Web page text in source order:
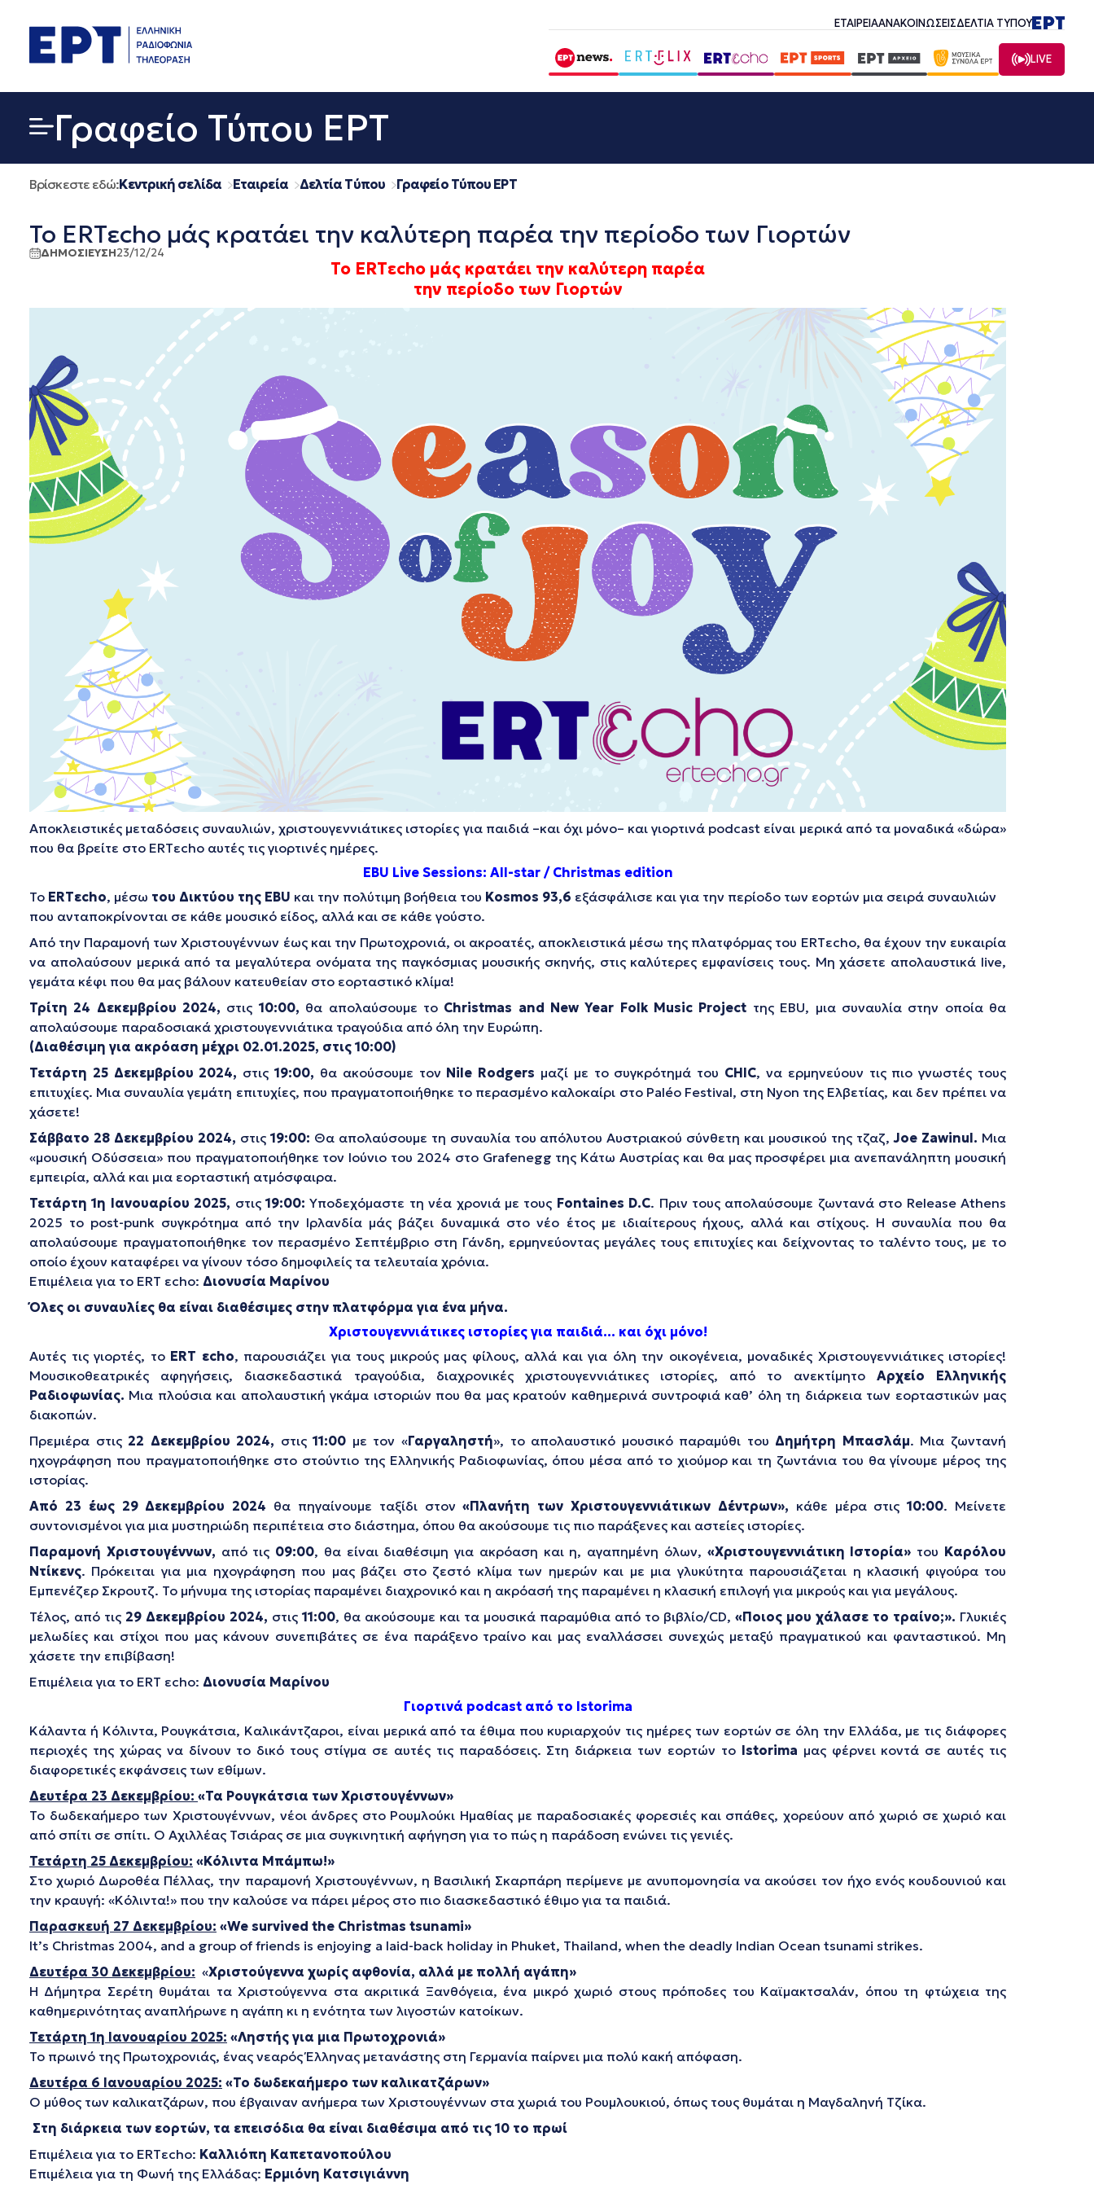
περιεχόμενο
ΕΤΑΙΡΕΙΑΑΝΑΚΟΙΝΩΣΕΙΣΔΕΛΤΙΑ ΤΥΠΟΥ
LIVE
Γραφείο Τύπου ΕΡΤ
Βρίσκεστε εδώ:Κεντρική σελίδα Εταιρεία Δελτία Τύπου Γραφείο Τύπου ΕΡΤ
Το ERTεcho μάς κρατάει την καλύτερη παρέα την περίοδο των Γιορτών
ΔΗΜΟΣΙΕΥΣΗ23/12/24
Το ERTεcho μάς κρατάει την καλύτερη παρέα
την περίοδο των Γιορτών
Αποκλειστικές μεταδόσεις συναυλιών, χριστουγεννιάτικες ιστορίες για παιδιά –και όχι μόνο– και γιορτινά podcast είναι μερικά από τα μοναδικά «δώρα»
που θα βρείτε στο ERTεcho αυτές τις γιορτινές ημέρες.
EBU Live Sessions: All-star / Christmas edition
Το ERTεcho, μέσω του Δικτύου της EBU και την πολύτιμη βοήθεια του Kosmos 93,6 εξάσφάλισε και για την περίοδο των εορτών μια σειρά συναυλιών
που ανταποκρίνονται σε κάθε μουσικό είδος, αλλά και σε κάθε γούστο.
Από την Παραμονή των Χριστουγέννων έως και την Πρωτοχρονιά, οι ακροατές, αποκλειστικά μέσω της πλατφόρμας του ERTεcho, θα έχουν την ευκαιρία
να απολαύσουν μερικά από τα μεγαλύτερα ονόματα της παγκόσμιας μουσικής σκηνής, στις καλύτερες εμφανίσεις τους. Μη χάσετε απολαυστικά live,
γεμάτα κέφι που θα μας βάλουν κατευθείαν στο εορταστικό κλίμα!
Τρίτη 24 Δεκεμβρίου 2024, στις 10:00, θα απολαύσουμε το Christmas and New Year Folk Music Project της EBU, μια συναυλία στην οποία θα
απολαύσουμε παραδοσιακά χριστουγεννιάτικα τραγούδια από όλη την Ευρώπη.
(Διαθέσιμη για ακρόαση μέχρι 02.01.2025, στις 10:00)
Τετάρτη 25 Δεκεμβρίου 2024, στις19:00, θα ακούσουμε τον Nile Rodgers μαζί με το συγκρότημά του CHIC, να ερμηνεύουν τις πιο γνωστές τους
επιτυχίες. Μια συναυλία γεμάτη επιτυχίες, που πραγματοποιήθηκε το περασμένο καλοκαίρι στο Paléo Festival, στη Nyon της Ελβετίας, και δεν πρέπει να
χάσετε!
Σάββατο 28 Δεκεμβρίου 2024, στις 19:00: Θα απολαύσουμε τη συναυλία του απόλυτου Αυστριακού σύνθετη και μουσικού της τζαζ,Joe Zawinul. Μια
«μουσική Οδύσσεια» που πραγματοποιήθηκε τον Ιούνιο του 2024 στο Grafenegg της Κάτω Αυστρίας και θα μας προσφέρει μια ανεπανάληπτη μουσική
εμπειρία, αλλά και μια εορταστική ατμόσφαιρα.
Τετάρτη 1η Ιανουαρίου 2025, στις19:00:Υποδεχόμαστε τη νέα χρονιά με τους Fontaines D.C. Πριν τους απολαύσουμε ζωντανά στο Release Athens
2025 τo post-punk συγκρότημα από την Ιρλανδία μάς βάζει δυναμικά στο νέο έτος με ιδιαίτερους ήχους, αλλά και στίχους. Η συναυλία που θα
απολαύσουμε πραγματοποιήθηκε τον περασμένο Σεπτέμβριο στη Γάνδη, ερμηνεύοντας μεγάλες τους επιτυχίες και δείχνοντας το ταλέντο τους, με το
οποίο έχουν καταφέρει να γίνουν τόσο δημοφιλείς τα τελευταία χρόνια.
Επιμέλεια για το ERT εcho: Διονυσία Μαρίνου
Όλες οι συναυλίες θα είναι διαθέσιμες στην πλατφόρμα για ένα μήνα.
Χριστουγεννιάτικες ιστορίες για παιδιά… και όχι μόνο!
Αυτές τις γιορτές, το ERT εcho, παρουσιάζει για τους μικρούς μας φίλους, αλλά και για όλη την οικογένεια, μοναδικές Χριστουγεννιάτικες ιστορίες!
Μουσικοθεατρικές αφηγήσεις, διασκεδαστικά τραγούδια, διαχρονικές χριστουγεννιάτικες ιστορίες, από το ανεκτίμητοΑρχείο Ελληνικής
Ραδιοφωνίας. Μια πλούσια και απολαυστική γκάμα ιστοριών που θα μας κρατούν καθημερινά συντροφιά καθ’ όλη τη διάρκεια των εορταστικών μας
διακοπών.
Πρεμιέρα στις 22 Δεκεμβρίου 2024, στις11:00 με τον «Γαργαληστή», το απολαυστικό μουσικό παραμύθι του Δημήτρη Μπασλάμ. Μια ζωντανή
ηχογράφηση που πραγματοποιήθηκε στο στούντιο της Ελληνικής Ραδιοφωνίας, όπου μέσα από το χιούμορ και τη ζωντάνια του θα γίνουμε μέρος της
ιστορίας.
Από 23 έως 29 Δεκεμβρίου 2024 θα πηγαίνουμε ταξίδι στον«Πλανήτη των Χριστουγεννιάτικων Δέντρων», κάθε μέρα στις10:00. Μείνετε
συντονισμένοι για μια μυστηριώδη περιπέτεια στο διάστημα, όπου θα ακούσουμε τις πιο παράξενες και αστείες ιστορίες.
Παραμονή Χριστουγέννων, από τις 09:00, θα είναι διαθέσιμη για ακρόαση και η, αγαπημένη όλων, «Χριστουγεννιάτικη Ιστορία» του Καρόλου
Ντίκενς. Πρόκειται για μια ηχογράφηση που μας βάζει στο ζεστό κλίμα των ημερών και με μια γλυκύτητα παρουσιάζεται η κλασική φιγούρα του
Εμπενέζερ Σκρουτζ. Το μήνυμα της ιστορίας παραμένει διαχρονικό και η ακρόασή της παραμένει η κλασική επιλογή για μικρούς και για μεγάλους.
Τέλος, από τις 29 Δεκεμβρίου 2024, στις 11:00, θα ακούσουμε και τα μουσικά παραμύθια από το βιβλίο/CD, «Ποιος μου χάλασε το τραίνο;». Γλυκιές
μελωδίες και στίχοι που μας κάνουν συνεπιβάτες σε ένα παράξενο τραίνο και μας εναλλάσσει συνεχώς μεταξύ πραγματικού και φανταστικού. Μη
χάσετε την επιβίβαση!
Επιμέλεια για το ERT εcho: Διονυσία Μαρίνου
Γιορτινά podcastαπό το Istorima
Κάλαντα ή Κόλιντα, Ρουγκάτσια, Καλικάντζαροι, είναι μερικά από τα έθιμα που κυριαρχούν τις ημέρες των εορτών σε όλη την Ελλάδα, με τις διάφορες
περιοχές της χώρας να δίνουν το δικό τους στίγμα σε αυτές τις παραδόσεις. Στη διάρκεια των εορτών το Istorima μας φέρνει κοντά σε αυτές τις
διαφορετικές εκφάνσεις των εθίμων.
Δευτέρα 23 Δεκεμβρίου: «Τα Ρουγκάτσια των Χριστουγέννων»
Το δωδεκαήμερο των Χριστουγέννων, νέοι άνδρες στο Ρουμλούκι Ημαθίας με παραδοσιακές φορεσιές και σπάθες, χορεύουν από χωριό σε χωριό και
από σπίτι σε σπίτι. Ο Αχιλλέας Τσιάρας σε μια συγκινητική αφήγηση για το πώς η παράδοση ενώνει τις γενιές.
Τετάρτη 25 Δεκεμβρίου: «Κόλιντα Μπάμπω!»
Στο χωριό Δωροθέα Πέλλας, την παραμονή Χριστουγέννων, η Βασιλική Σκαρπάρη περίμενε με ανυπομονησία να ακούσει τον ήχο ενός κουδουνιού και
την κραυγή: «Κόλιντα!» που την καλούσε να πάρει μέρος στο πιο διασκεδαστικό έθιμο για τα παιδιά.
Παρασκευή 27 Δεκεμβρίου: «We survived the Christmas tsunami»
It’s Christmas 2004, and a group of friends is enjoying a laid-back holiday in Phuket, Thailand, when the deadly Indian Ocean tsunami strikes.
Δευτέρα 30 Δεκεμβρίου: «Χριστούγεννα χωρίς αφθονία, αλλά με πολλή αγάπη»
Η Δήμητρα Σερέτη θυμάται τα Χριστούγεννα στα ακριτικά Ξανθόγεια, ένα μικρό χωριό στους πρόποδες του Καϊμακτσαλάν, όπου τη φτώχεια της
καθημερινότητας αναπλήρωνε η αγάπη κι η ενότητα των λιγοστών κατοίκων.
Τετάρτη 1η Ιανουαρίου 2025: «Ληστής για μια Πρωτοχρονιά»
Το πρωινό της Πρωτοχρονιάς, ένας νεαρός Έλληνας μετανάστης στη Γερμανία παίρνει μια πολύ κακή απόφαση.
Δευτέρα 6 Ιανουαρίου 2025: «Το δωδεκαήμερο των καλικατζάρων»
Ο μύθος των καλικατζάρων, που έβγαιναν ανήμερα των Χριστουγέννων στα χωριά του Ρουμλουκιού, όπως τους θυμάται η Μαγδαληνή Τζίκα.
Στη διάρκεια των εορτών, τα επεισόδια θα είναι διαθέσιμα από τις 10 το πρωί
Επιμέλεια για το ERTεcho: Καλλιόπη Καπετανοπούλου
Επιμέλεια για τη Φωνή της Ελλάδας: Ερμιόνη Κατσιγιάννη